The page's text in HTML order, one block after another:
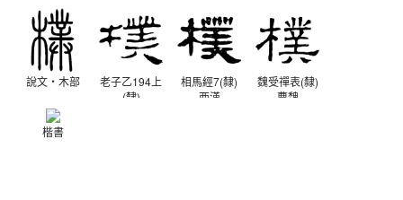
說文‧木部
老子乙194上
(隸)
相馬經7(隸)
西漢
魏受禪表(隸)
曹魏
楷書